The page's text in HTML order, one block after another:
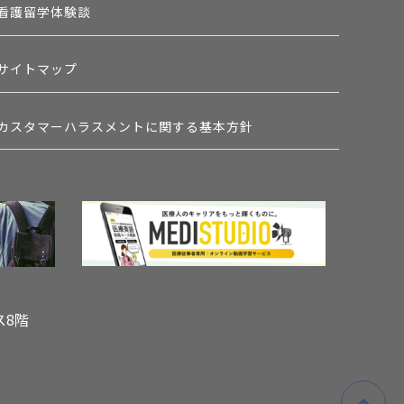
護留学体験談
イトマップ
スタマーハラスメントに関する基本方針
8階